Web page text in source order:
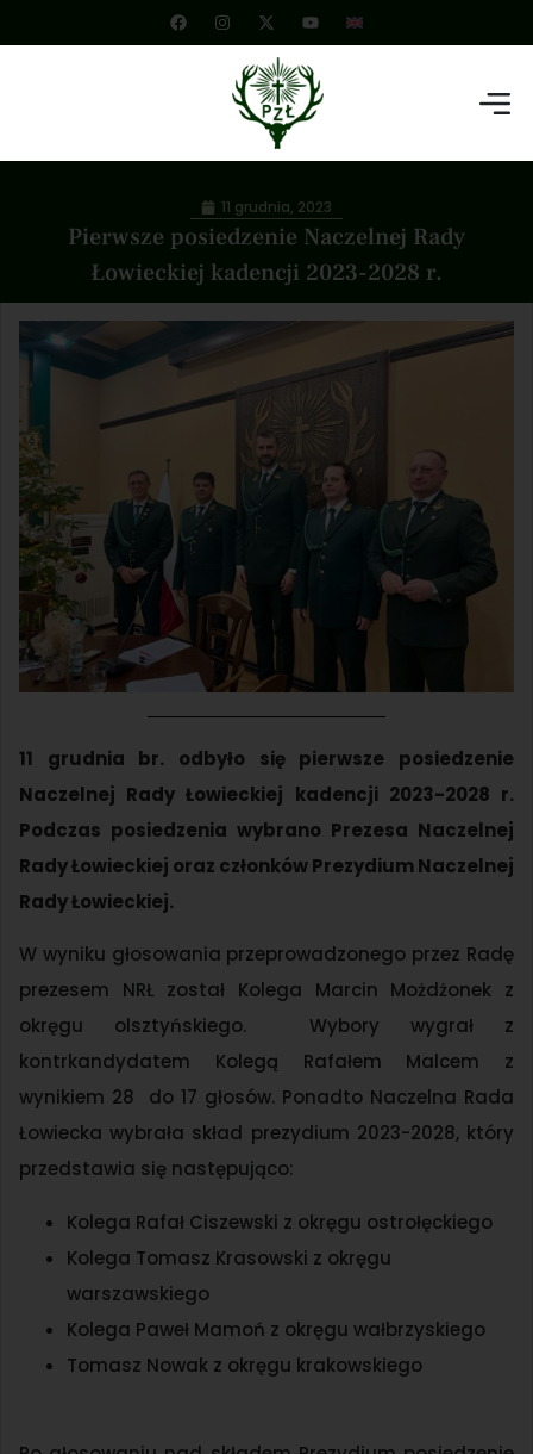
Pierwsze posiedzenie Naczelnej Rady
Łowieckiej kadencji 2023-2028 r.
11 grudnia, 2023
11 grudnia br. odbyło się pierwsze posiedzenie
Naczelnej Rady Łowieckiej kadencji 2023-2028 r.
Podczas posiedzenia wybrano Prezesa Naczelnej
Rady Łowieckiej oraz członków Prezydium Naczelnej
Rady Łowieckiej.
W wyniku głosowania przeprowadzonego przez Radę
prezesem NRŁ został Kolega Marcin Możdżonek z
okręgu olsztyńskiego. Wybory wygrał z
kontrkandydatem Kolegą Rafałem Malcem z
wynikiem 28 do 17 głosów. Ponadto Naczelna Rada
Łowiecka wybrała skład prezydium 2023-2028, który
przedstawia się następująco:
Kolega Rafał Ciszewski z okręgu ostrołęckiego
Kolega Tomasz Krasowski z okręgu
warszawskiego
Kolega Paweł Mamoń z okręgu wałbrzyskiego
Tomasz Nowak z okręgu krakowskiego